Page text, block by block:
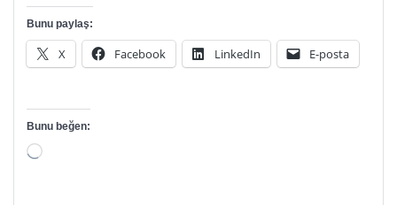
Bunu paylaş:
X Facebook LinkedIn E-posta
Bunu beğen:
Yükleniyor...